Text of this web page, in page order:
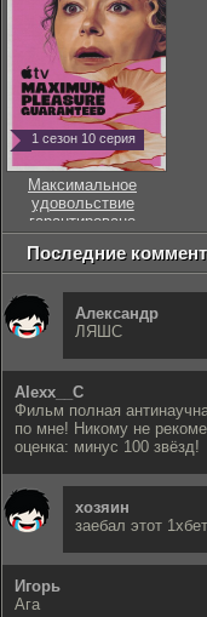
1 сезон 10 серия
Максимальное
удовольствие
гарантировано
Последние
Александр
ЛЯШС
Alexx__C
Фильм полная
по мне! Никому не
оценка: минус 100 звёзд!
хозяин
заебал этот
Игорь
Ага